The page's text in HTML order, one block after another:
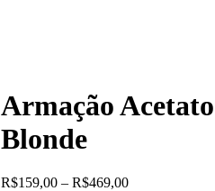
Armação
Blonde
R$159,00 – R$469,00Price